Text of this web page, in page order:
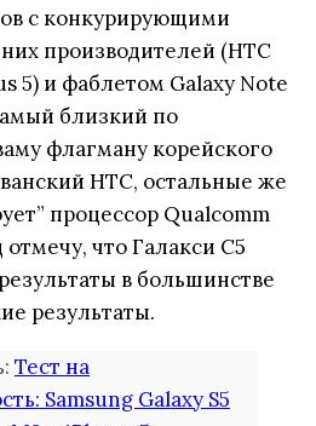
с конкурирующими
производителей (HTC
5) и фаблетом Galaxy Note
близкий по
флагману корейского
HTC, остальные же
процессор Qualcomm
что Галакси С5
в большинстве
результаты.
Тест на
Samsung Galaxy S5